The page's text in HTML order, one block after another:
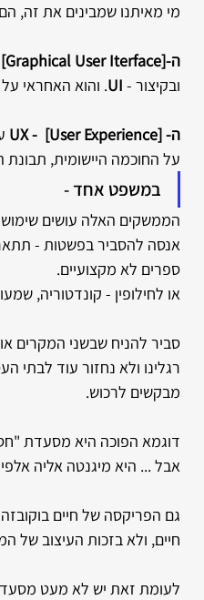
מי מאיתנו שמבינים את זה,
ה-[GUI [Graphical User Iterface
ובקיצור - UI. והוא האחראי
ה- [UX -  [User Experience
על החוכמה היישומית, תבונת
במשפט אחד -
הממשקים האלה עושים שימוש
אנסה להסביר בפשטות -
ספרים לא מקצועיים.
או לחילופין - קונדטוריה,
סביר להניח שבשני המקרים
רגלינו ולא נחזור עוד לבתי
מבקשים לרכוש.
דוגמא הפוכה היא מסעדת
אבל ... היא מיגנטה אליה
גם הפריקסה של חיים
חיים, ולא בזכות העיצוב של
לעומת זאת יש לא מעט